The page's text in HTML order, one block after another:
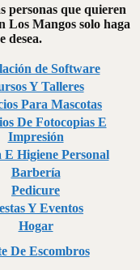
personas que quieren
Los Mangos solo haga
desea.
de Software
Y Talleres
Para Mascotas
De Fotocopias E
Impresión
E Higiene Personal
Barbería
Pedicure
Y Eventos
Hogar
De Escombros